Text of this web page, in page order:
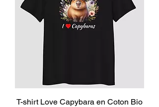
T-shirt Love Capybara en Coton Bio